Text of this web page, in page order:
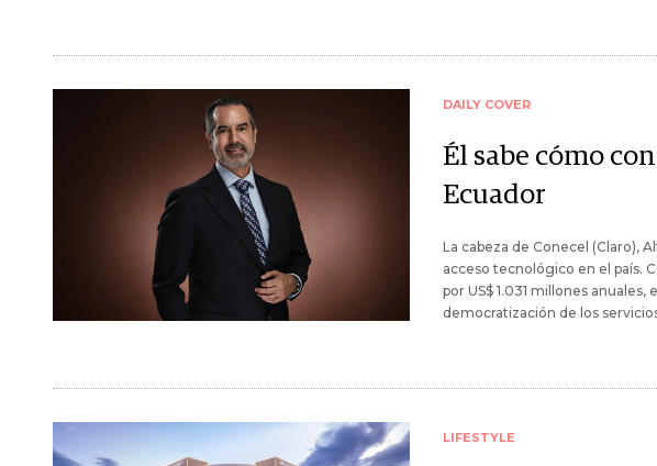
DAILY COVER
Él sabe cómo
Ecuador
La cabeza de Conecel (Claro),
acceso tecnológico en el país.
por US$ 1.031 millones
democratización de los
LIFESTYLE